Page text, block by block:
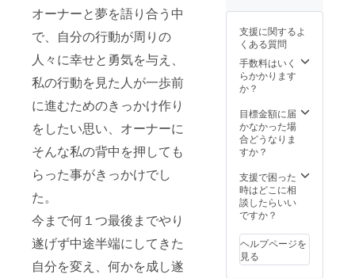
オーナーと夢を語り合う中
で、自分の行動が周りの
人々に幸せと勇気を与え、
私の行動を見た人が一歩前
に進むためのきっかけ作り
をしたい思い、オーナーに
そんな私の背中を押しても
らった事がきっかけでし
た。
今まで何１つ最後までやり
遂げず中途半端にしてきた
自分を変え、何かを成し遂
支援に関するよ
くある質問
手数料はいく
らかかります
か？
目標金額に届
かなかった場
合どうなりま
すか？
支援で困った
時はどこに相
談したらいい
ですか？
ヘルプページを
見る